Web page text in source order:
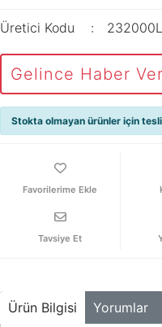
Üretici Kodu
Gelince Haber Ver
Stokta olmayan ürünler için
Tavsiye Et
Ürün Bilgisi Yorumlar